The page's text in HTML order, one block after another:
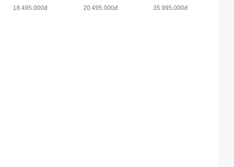
18.495.000đ
20.495.000đ
35.995.000đ